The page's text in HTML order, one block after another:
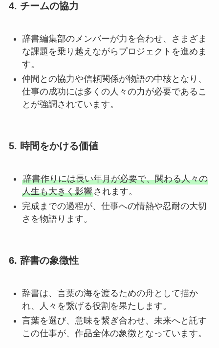
4. チームの協力
辞書編集部のメンバーが力を合わせ、さまざま
な課題を乗り越えながらプロジェクトを進めま
す。
仲間との協力や信頼関係が物語の中核となり、
仕事の成功には多くの人々の力が必要であるこ
とが強調されています。
5. 時間をかける価値
辞書作りには長い年月が必要で、関わる人々の
人生も大きく影響されます。
完成までの過程が、仕事への情熱や忍耐の大切
さを物語ります。
6. 辞書の象徴性
辞書は、言葉の海を渡るための舟として描か
れ、人々を繋げる役割を果たします。
言葉を選び、意味を繋ぎ合わせ、未来へと託す
この仕事が、作品全体の象徴となっています。